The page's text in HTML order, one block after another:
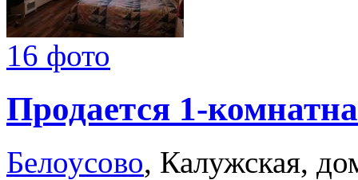
16 фото
Продается 1-
Белоусово, Калужская,